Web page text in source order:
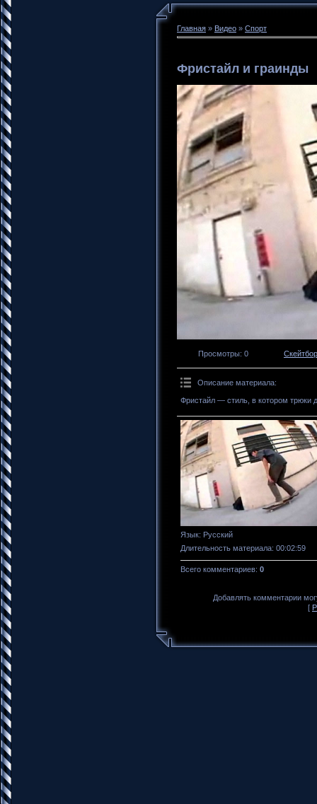
Главная » Видео » Спорт
Фристайл и граинды
Просмотры: 0
Описание материала:
Фристайл — стиль, в котором трюки
Язык: Русский
Длительность материала: 00:02:59
Всего комментариев: 0
Добавлять комментарии
[